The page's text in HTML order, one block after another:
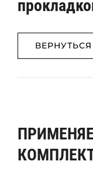
ВЕРНУТЬСЯ